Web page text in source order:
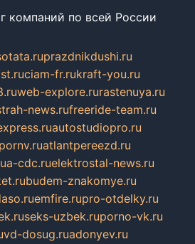
компаний по всей России
prazdnikdushi.ru
ciam-fr.rukraft-you.ru
web-explore.rurastenuya.ru
news.rufreeride-team.ru
autostudiopro.ru
pornv.ruatlantpereezd.ru
a-cdc.ruelektrostal-news.ru
budem-znakomye.ru
emfire.rupro-otdelky.ru
seks-uzbek.ruporno-vk.ru
vd-dosug.ruadonyev.ru